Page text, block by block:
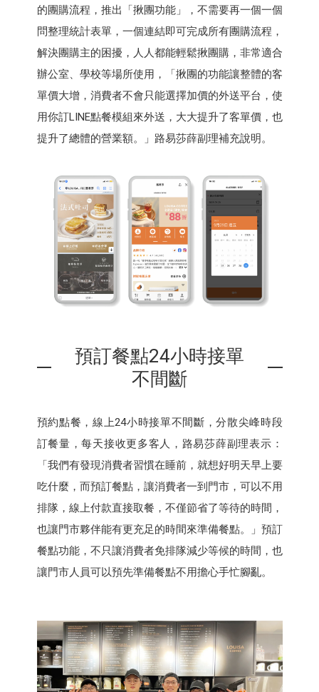
的團購流程，推出「揪團功能」，不需要再一個一個
問整理統計表單，一個連結即可完成所有團購流程，
解決團購主的困擾，人人都能輕鬆揪團購，非常適合
辦公室、學校等場所使用，「揪團的功能讓整體的客
單價大增，消費者不會只能選擇加價的外送平台，使
用你訂LINE點餐模組來外送，大大提升了客單價，也
提升了總體的營業額。」路易莎薛副理補充說明。
預訂餐點24小時接單
不間斷
預約點餐，線上24小時接單不間斷，分散尖峰時段
訂餐量，每天接收更多客人，路易莎薛副理表示：
「我們有發現消費者習慣在睡前，就想好明天早上要
吃什麼，而預訂餐點，讓消費者一到門市，可以不用
排隊，線上付款直接取餐，不僅節省了等待的時間，
也讓門市夥伴能有更充足的時間來準備餐點。」預訂
餐點功能，不只讓消費者免排隊減少等候的時間，也
讓門市人員可以預先準備餐點不用擔心手忙腳亂。